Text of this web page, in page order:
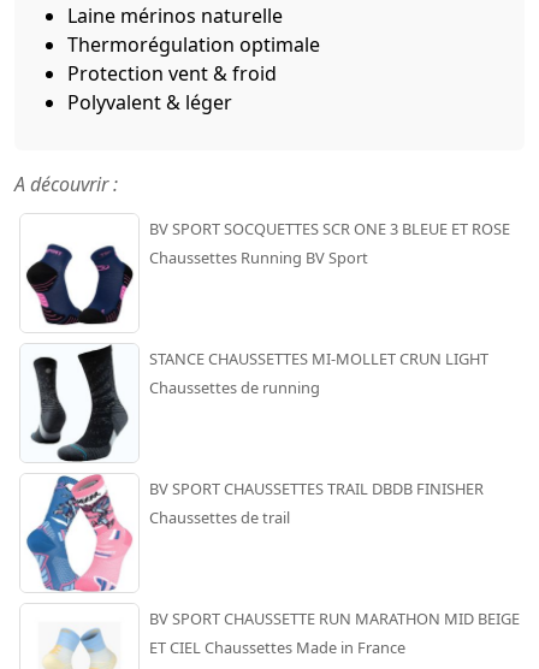
Laine mérinos naturelle
Thermorégulation optimale
Protection vent & froid
Polyvalent & léger
A découvrir :
BV SPORT SOCQUETTES SCR ONE 3 BLEUE ET ROSE
Chaussettes Running BV Sport
STANCE CHAUSSETTES MI-MOLLET CRUN LIGHT
Chaussettes de running
BV SPORT CHAUSSETTES TRAIL DBDB FINISHER
Chaussettes de trail
BV SPORT CHAUSSETTE RUN MARATHON MID BEIGE
ET CIEL Chaussettes Made in France